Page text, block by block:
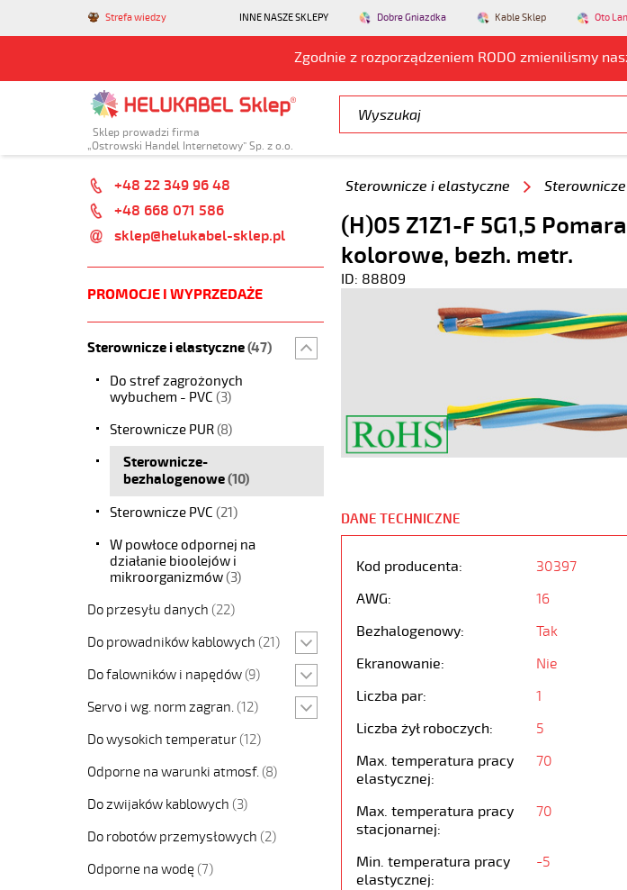
Strefa wiedzy INNE NASZE SKLEPY Dobre Gniazdka Kable Sklep Oto
Zgodnie z rozporządzeniem RODO zmienilismy
Sklep prowadzi firma
„Ostrowski Handel Internetowy” Sp. z o.o.
+48 22 349 96 48
+48 668 071 586
sklep@helukabel-sklep.pl
PROMOCJE I WYPRZEDAŻE
Sterownicze i elastyczne(47)
Do stref zagrożonych
wybuchem - PVC (3)
Sterownicze PUR(8)
Sterownicze-
bezhalogenowe(10)
Sterownicze PVC (21)
W powłoce odpornej na
działanie bioolejów i
mikroorganizmów(3)
Do przesyłu danych (22)
Do prowadników kablowych (21)
Do falowników i napędów (9)
Servo i wg. norm zagran. (12)
Do wysokich temperatur (12)
Odporne na warunki atmosf. (8)
Do zwijaków kablowych (3)
Do robotów przemysłowych (2)
Odporne na wodę (7)
Sterownicze i elastyczne
(H)05 Z1Z1-F 5G1,5
kolorowe, bezh. metr.
ID: 88809
DANE TECHNICZNE
Kod producenta:
30397
AWG:
16
Bezhalogenowy:
Tak
Ekranowanie:
Nie
Liczba par:
1
Liczba żył roboczych:
5
Max. temperatura pracy
elastycznej:
70
Max. temperatura pracy
stacjonarnej:
70
Min. temperatura pracy
elastycznej:
-5